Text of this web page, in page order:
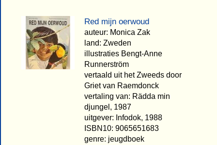
Red mijn oerwoud
auteur: Monica Zak
land: Zweden
illustraties Bengt-Anne
Runnerström
vertaald uit het Zweeds door
Griet van Raemdonck
vertaling van: Rädda min
djungel, 1987
uitgever: Infodok, 1988
ISBN10: 9065651683
genre: jeugdboek